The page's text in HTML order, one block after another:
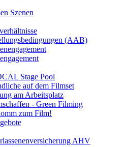
Szenen
(AAB)
Stage Pool
auf dem Filmset
am Arbeitsplatz
- Green Filming
zum Film!
AHV